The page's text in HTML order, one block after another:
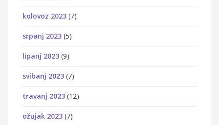
kolovoz 2023 (7)
srpanj 2023 (5)
lipanj 2023 (9)
svibanj 2023 (7)
travanj 2023 (12)
ožujak 2023 (7)